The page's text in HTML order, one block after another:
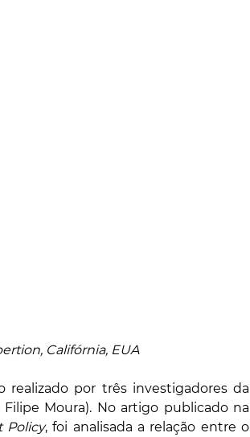
Califórnia, EUA
por três investigadores da
Moura). No artigo publicado na
Policy, foi analisada a relação entre o